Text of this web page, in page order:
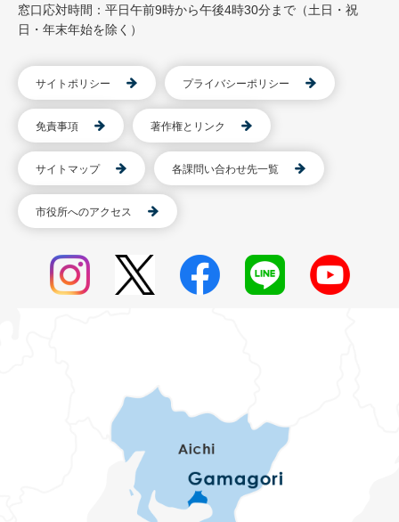
窓口応対時間：平日午前9時から午後4時30分まで（土日・祝
日・年末年始を除く）
サイトポリシー プライバシーポリシー
免責事項 著作権とリンク
サイトマップ 各課問い合わせ先一覧
市役所へのアクセス